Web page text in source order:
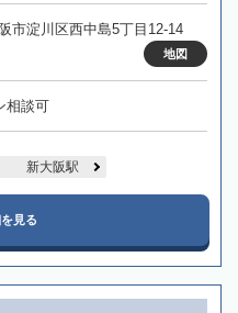
市淀川区西中島5丁目12-14
地図
相談可
新大阪駅
見る